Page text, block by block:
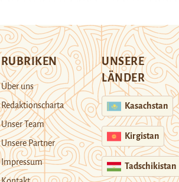
RUBRIKEN
Über uns
Redaktionscharta
Unser Team
Unsere Partner
Impressum
UNSERE
LÄNDER
Kasachstan
Kirgistan
Tadschikistan